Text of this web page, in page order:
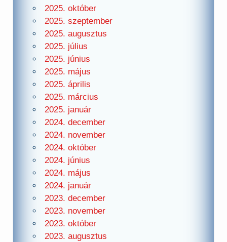
2025. október
2025. szeptember
2025. augusztus
2025. július
2025. június
2025. május
2025. április
2025. március
2025. január
2024. december
2024. november
2024. október
2024. június
2024. május
2024. január
2023. december
2023. november
2023. október
2023. augusztus